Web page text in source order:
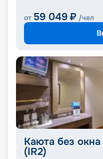
от 59 049 ₽ /чел
Каюта без
(IR2)